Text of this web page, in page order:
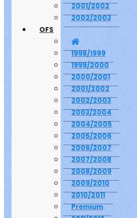
2001/2002
2002/2003
OFS
1998/1999
1999/2000
2000/2001
2001/2002
2002/2003
2003/2004
2004/2005
2005/2006
2006/2007
2007/2008
2008/2009
2009/2010
2010/2011
Premium